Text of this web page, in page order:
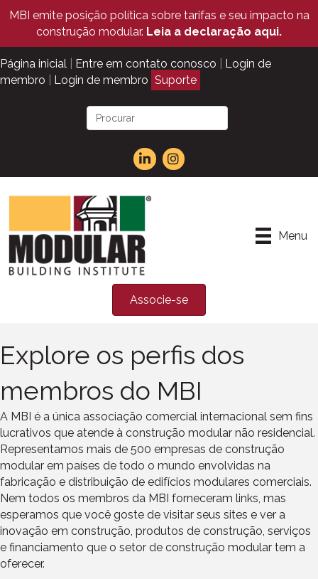
MBI emite posição política sobre tarifas e seu impacto na
construção modular. Leia a declaração aqui.
Página inicial Entre em contato conosco
Login de
membro
Login de membro Suporte
Menu
Associe-se
Explore os perfis dos
membros do MBI
A MBI é a única associação comercial internacional sem fins
lucrativos que atende à construção modular não residencial.
Representamos mais de 500 empresas de construção
modular em países de todo o mundo envolvidas na
fabricação e distribuição de edifícios modulares comerciais.
Nem todos os membros da MBI forneceram links, mas
esperamos que você goste de visitar seus sites e ver a
inovação em construção, produtos de construção, serviços
e financiamento que o setor de construção modular tem a
oferecer.